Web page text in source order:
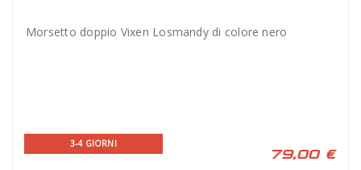
Morsetto doppio Vixen Losmandy di colore nero
3-4 GIORNI
79,00 €